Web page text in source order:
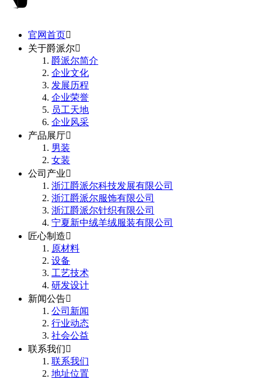
官网首页
关于爵派尔
爵派尔简介
企业文化
发展历程
企业荣誉
员工天地
企业风采
产品展厅
男装
女装
公司产业
浙江爵派尔科技发展有限公司
浙江爵派尔服饰有限公司
浙江爵派尔针织有限公司
宁夏新中绒羊绒服装有限公司
匠心制造
原材料
设备
工艺技术
研发设计
新闻公告
公司新闻
行业动态
社会公益
联系我们
联系我们
地址位置